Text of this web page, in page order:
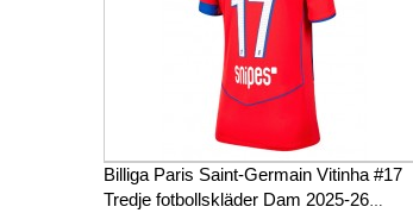
Billiga Paris Saint-Germain Vitinha #17
Tredje fotbollskläder Dam 2025-26